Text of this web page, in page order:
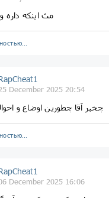
مث اینکه
December 2025 20:54
چخبر آقا چطورین اوضاع و
December 2025 16:06